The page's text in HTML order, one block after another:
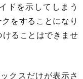
ドを示してしまう
をすることになり
ることはできませ
クスだけが表示さ